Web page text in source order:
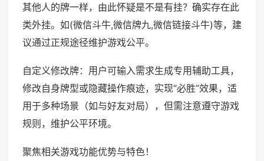
其他人的牌一样，由此怀疑是不是有挂？确实存在此
类外挂。如(微信斗牛,微信牌九,微信链接斗牛)等，建
议通过正规途径维护游戏公平。
自定义修改牌：用户可输入需求生成专用辅助工具，
修改自身牌型或隐藏操作痕迹，实现“必胜”效果，适
用于多种场景（如与好友对局），但需注意遵守游戏
规则，维护公平环境。
聚焦相关游戏功能优势与特色！